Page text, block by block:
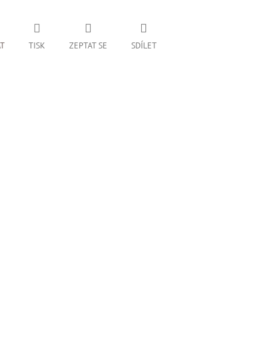
TISK ZEPTAT SE SDÍLET